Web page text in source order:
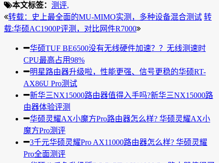
本文标签： 测评,
转载：史上最全面的MU-MIMO实测，多种设备混合测试 转
载:华硕AC1900P评测，对比网件R7000
华硕TUF BE6500没有无线硬件加速？？无线测速时
CPU最高占用98%
明星路由器升级啦，性能更强、信号更稳的华硕RT-
AX86U Pro测试
新华三NX15000路由器值得入手吗?新华三NX15000路
由器体验评测
华硕灵耀AX小魔方Pro路由器怎么样? 华硕灵耀AX小
魔方Pro测评
3千元华硕灵耀Pro AX11000路由器怎么样? 华硕灵耀
Pro全面测评